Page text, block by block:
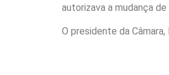
autorizava a mudança
O presidente da